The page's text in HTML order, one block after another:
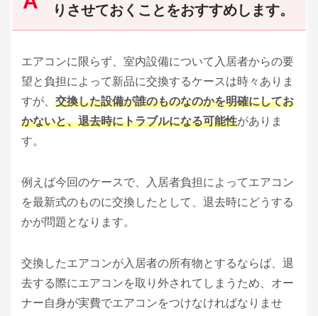
りさせておくことをおすすめします。
エアコンに限らず、室内設備について入居者からの要
望と負担によって新品に交換するケースは時々ありま
すが、 交換した設備が誰のものなのかを明確にしてお
かないと、退去時にトラブルになる可能性がありま
す。
例えば今回のケースで、入居者負担によってエアコン
を最新式のものに交換したとして、退去時にどうする
かが問題となります。
交換したエアコンが入居者の所有物とするならば、退
去する際にエアコンを取り外されてしまうため、オー
ナー自身が実費でエアコンをつけなければなりませ